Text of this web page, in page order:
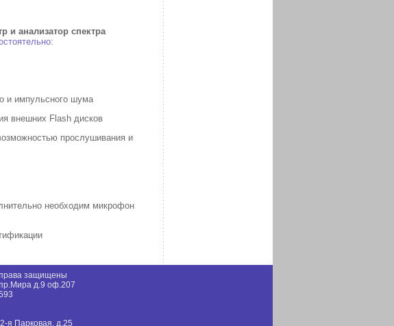
анализатор спектра
:
и импульсного шума
внешних Flash дисков
прослушивания и
необходим микрофон
защищены
д.9 оф.207
я Парковая, д.25